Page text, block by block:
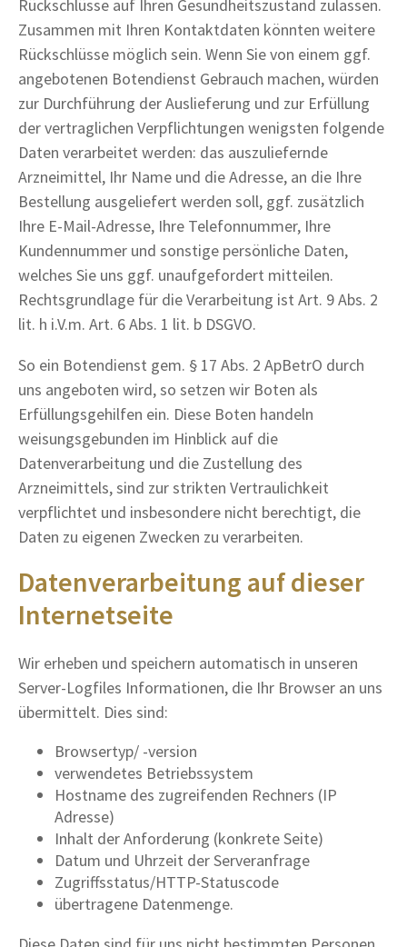
Rückschlüsse auf Ihren Gesundheitszustand zulassen.
Zusammen mit Ihren Kontaktdaten könnten weitere
Rückschlüsse möglich sein. Wenn Sie von einem ggf.
angebotenen Botendienst Gebrauch machen, würden
zur Durchführung der Auslieferung und zur Erfüllung
der vertraglichen Verpflichtungen wenigsten folgende
Daten verarbeitet werden: das auszuliefernde
Arzneimittel, Ihr Name und die Adresse, an die Ihre
Bestellung ausgeliefert werden soll, ggf. zusätzlich
Ihre E-Mail-Adresse, Ihre Telefonnummer, Ihre
Kundennummer und sonstige persönliche Daten,
welches Sie uns ggf. unaufgefordert mitteilen.
Rechtsgrundlage für die Verarbeitung ist Art. 9 Abs. 2
lit. h i.V.m. Art. 6 Abs. 1 lit. b DSGVO.
So ein Botendienst gem. § 17 Abs. 2 ApBetrO durch
uns angeboten wird, so setzen wir Boten als
Erfüllungsgehilfen ein. Diese Boten handeln
weisungsgebunden im Hinblick auf die
Datenverarbeitung und die Zustellung des
Arzneimittels, sind zur strikten Vertraulichkeit
verpflichtet und insbesondere nicht berechtigt, die
Daten zu eigenen Zwecken zu verarbeiten.
Datenverarbeitung auf dieser
Internetseite
Wir erheben und speichern automatisch in unseren
Server-Logfiles Informationen, die Ihr Browser an uns
übermittelt. Dies sind:
Browsertyp/ -version
verwendetes Betriebssystem
Hostname des zugreifenden Rechners (IP
Adresse)
Inhalt der Anforderung (konkrete Seite)
Datum und Uhrzeit der Serveranfrage
Zugriffsstatus/HTTP-Statuscode
übertragene Datenmenge.